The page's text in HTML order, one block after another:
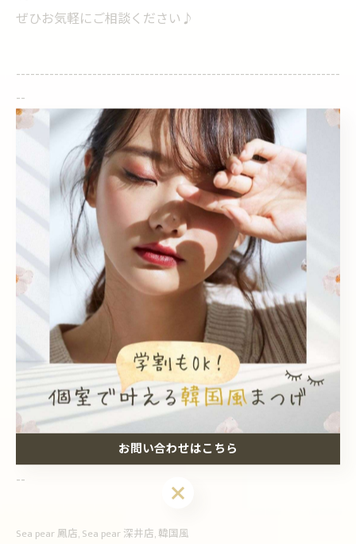
ぜひお気軽にご相談ください♪
--------------------------------------------------------------------
--
Sea pear 鳳店
大阪府堺市西区鳳中町5-168-5
電話番号 :072-276-4778
Sea pear 深井店
住所 : 大阪府堺市中区八田北町540-1
電話番号 : 072-278-7007
堺市の細やかなSea pear 鳳店
堺市の快適なSea pear 深井店
堺市の束感を重視した韓国風
--------------------------------------------------------------------
--
Sea pear 鳳店 Sea pear 深井店 韓国風
お問い合わせはこちら
お問い合わせはこちら